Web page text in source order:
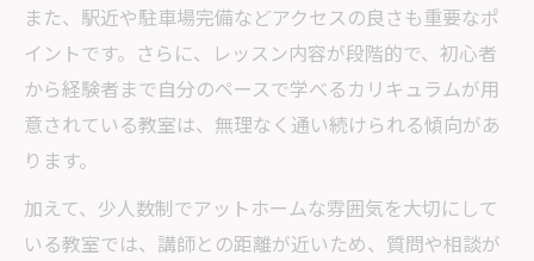
また、駅近や駐車場完備などアクセスの良さも重要なポ
イントです。さらに、レッスン内容が段階的で、初心者
から経験者まで自分のペースで学べるカリキュラムが用
意されている教室は、無理なく通い続けられる傾向があ
ります。
加えて、少人数制でアットホームな雰囲気を大切にして
いる教室では、講師との距離が近いため、質問や相談が